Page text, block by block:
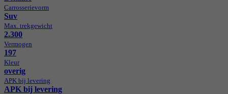
Carrosserie­vorm
Suv
Max. trekgewicht
2.300
Vermogen
197
Kleur
overig
APK bij levering
APK bij levering